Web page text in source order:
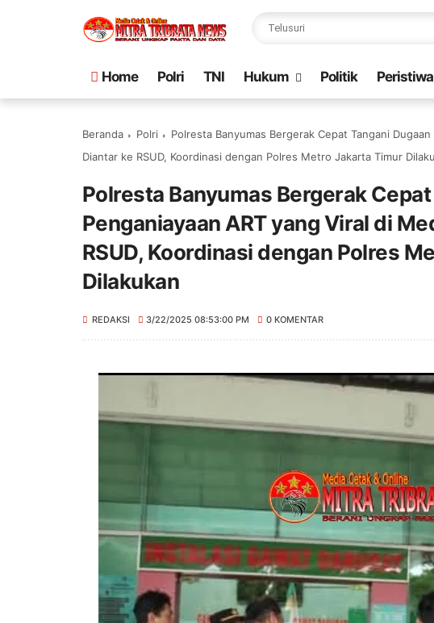
Home Polri TNI Hukum Politik Peristiwa
Beranda Polri
Polresta Banyumas Bergerak Cepat Tangani
Diantar ke RSUD, Koordinasi dengan Polres Metro Jakarta Timur
Polresta Banyumas Bergerak
Penganiayaan ART yang Viral di
RSUD, Koordinasi dengan Polres
Dilakukan
REDAKSI 3/22/2025 08:53:00 PM 0 KOMENTAR